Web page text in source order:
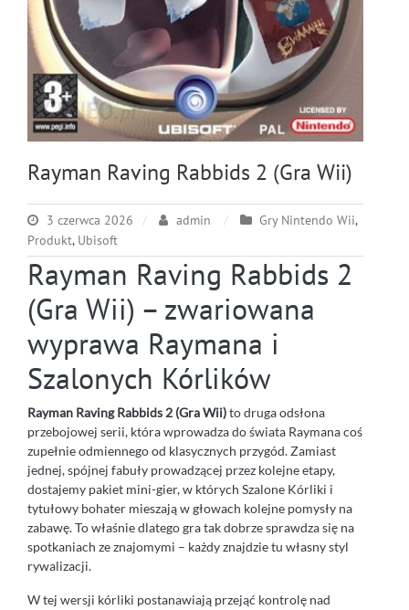
Rayman Raving Rabbids 2 (Gra Wii)
3 czerwca 2026 admin Gry Nintendo Wii,
Produkt, Ubisoft
Rayman Raving Rabbids 2
(Gra Wii) – zwariowana
wyprawa Raymana i
Szalonych Kórlików
Rayman Raving Rabbids 2 (Gra Wii)to druga odsłona
przebojowej serii, która wprowadza do świata Raymana coś
zupełnie odmiennego od klasycznych przygód. Zamiast
jednej, spójnej fabuły prowadzącej przez kolejne etapy,
dostajemy pakiet mini-gier, w których Szalone Kórliki i
tytułowy bohater mieszają w głowach kolejne pomysły na
zabawę. To właśnie dlatego gra tak dobrze sprawdza się na
spotkaniach ze znajomymi – każdy znajdzie tu własny styl
rywalizacji.
W tej wersji kórliki postanawiają przejąć kontrolę nad